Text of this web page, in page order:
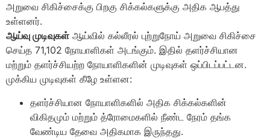
அறுவை சிகிச்சைக்கு பிறகு சிக்கல்களுக்கு அதிக ஆபத்து
உள்ளனர்.
ஆய்வு முடிவுகள் ஆய்வில் கல்லீரல் புற்றுநோய் அறுவை சிகிச்சை
செய்த 71,102 நோயாளிகள் அடங்கும். இதில் தளர்ச்சியான
மற்றும் தளர்ச்சியற்ற நோயாளிகளின் முடிவுகள் ஒப்பிடப்பட்டன.
முக்கிய முடிவுகள் கீழே உள்ளன:
தளர்ச்சியான நோயாளிகளில் அதிக சிக்கல்களின்
விகிதமும் மற்றும் த்ரோமைகளில் நீண்ட நேரம் தங்க
வேண்டிய தேவை அதிகமாக இருந்தது.